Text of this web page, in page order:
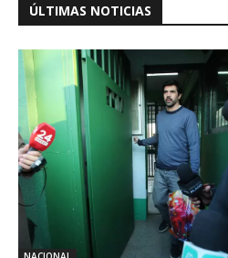
ÚLTIMAS NOTICIAS